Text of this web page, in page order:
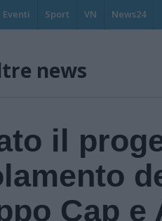
Eventi Sport VN News24
news
il
Cap e